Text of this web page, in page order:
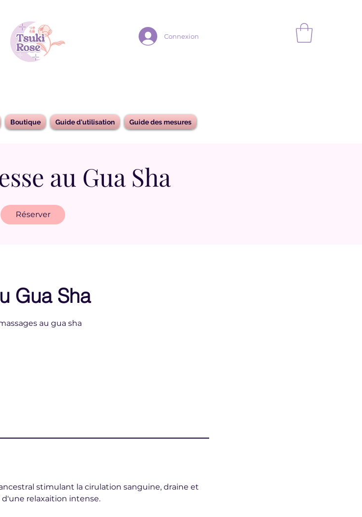
Connexion
Boutique Guide d'utilisation Guide des mesures
au Gua Sha
Réserver
Gua Sha
au gua sha
stimulant la cirulation sanguine, draine et
relaxaition intense.